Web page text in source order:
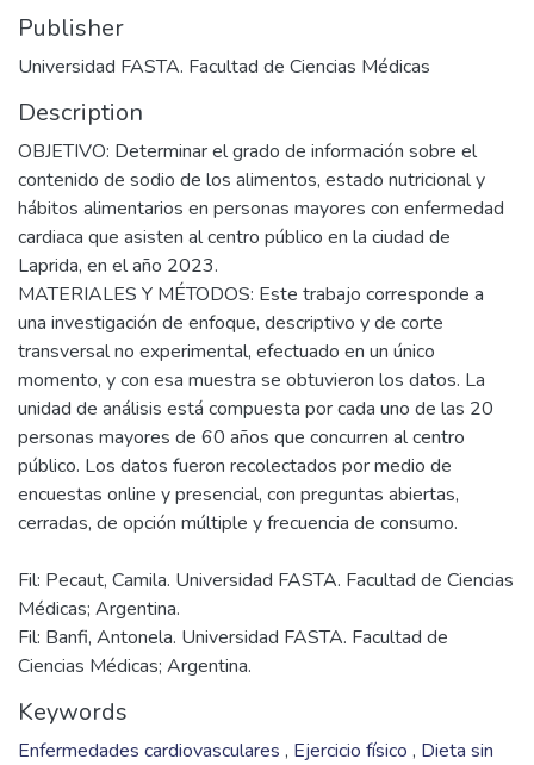
Publisher
Universidad FASTA. Facultad de Ciencias Médicas
Description
OBJETIVO: Determinar el grado de información sobre el
contenido de sodio de los alimentos, estado nutricional y
hábitos alimentarios en personas mayores con enfermedad
cardiaca que asisten al centro público en la ciudad de
Laprida, en el año 2023.
MATERIALES Y MÉTODOS: Este trabajo corresponde a
una investigación de enfoque, descriptivo y de corte
transversal no experimental, efectuado en un único
momento, y con esa muestra se obtuvieron los datos. La
unidad de análisis está compuesta por cada uno de las 20
personas mayores de 60 años que concurren al centro
público. Los datos fueron recolectados por medio de
encuestas online y presencial, con preguntas abiertas,
Fil: Pecaut, Camila. Universidad FASTA. Facultad de Ciencias
Médicas; Argentina.
Fil: Banfi, Antonela. Universidad FASTA. Facultad de
Ciencias Médicas; Argentina.
Keywords
Enfermedades cardiovasculares , Ejercicio físico , Dieta sin